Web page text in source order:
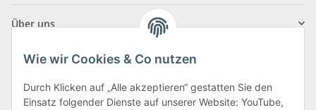
Über uns
Wie wir Cookies & Co nutzen
Durch Klicken auf „Alle akzeptieren“ gestatten Sie den
Einsatz folgender Dienste auf unserer Website: YouTube,